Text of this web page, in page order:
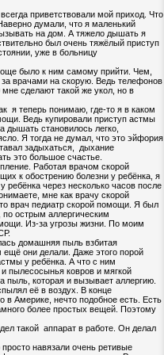
приветствовали мой приход. Что
думали, что я маленький
на дом. А тяжело дышать я
был очень тяжёлый приступ
уже в больницу
было к ним самому прийти. Чем,
врачами на скорую. Ведь телефонов
сделают такой же укол, но в
теперь понимаю, где-то я в каком
Ведь купировали приступ астмы
становилось легко,
Я тогда не думал, что это эйфория
задыхаться, дыхание
это большое счастье.
Работая врачом скорой
к обострению болезни у ребёнка, я
ребёнка через несколько часов после
мне как врачу скорой
врач педиатр скорой помощи. Я был
острым аллергическим
Из-за угрозы жизни. По моим
домашняя пыль взбитая
ещё они делали. Даже этого порой
у ребёнка. А что с ним
пылесосынья ковров и мягкой
пыль, которая и вызывает аллергию.
её в воздух. В конце
в Америке, нечто подобное есть. Есть
более простых вещей. Поэтому
такой аппарат в работе. Он делал
навязали очень ретивые